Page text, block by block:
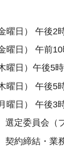
曜日） 午後
曜日） 午前
曜日）午後5
曜日） 午後
曜日） 午後
定委員会（
約締結・業